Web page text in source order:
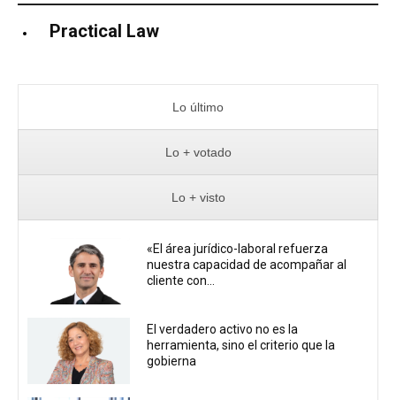
Practical Law
Lo último
Lo + votado
Lo + visto
«El área jurídico-laboral refuerza
nuestra capacidad de acompañar al
cliente con...
El verdadero activo no es la
herramienta, sino el criterio que la
gobierna